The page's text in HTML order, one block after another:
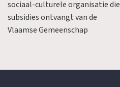
sociaal-culturele organisatie die
subsidies ontvangt van de
Vlaamse Gemeenschap